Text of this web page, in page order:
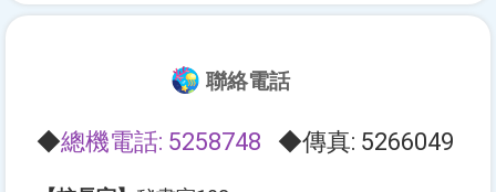
聯絡電話
◆總機電話: 5258748 ◆傳真: 5266049